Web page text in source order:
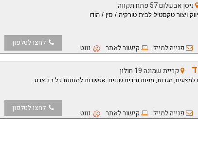
ניסן אבשלום 57 פתח תקווה
ויצור טקסטיל לבית טורקיה / סין / הודו
פנייה למייל קישור לאתר נווט
לחצו לטלפון
קריית שמונה 19 חולון
למצעים, מגבות, מפות ובדים שונים. אפשרות להזמנת כל בד ארוג.
פנייה למייל קישור לאתר נווט
לחצו לטלפון